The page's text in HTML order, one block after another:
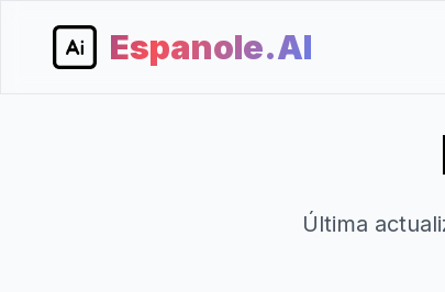
Espanole.AI
Última